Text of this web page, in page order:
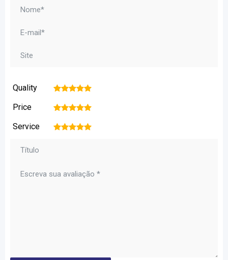
Quality 5
4
3
2
Price 5
4
3
2
Service 5
4
3
2